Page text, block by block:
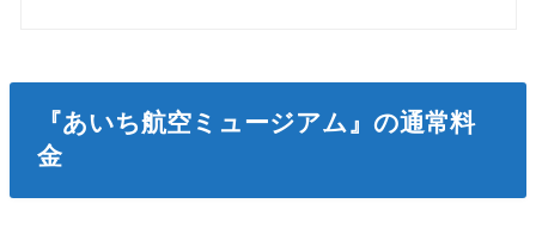
『あいち航空ミュージアム』の通常料
金